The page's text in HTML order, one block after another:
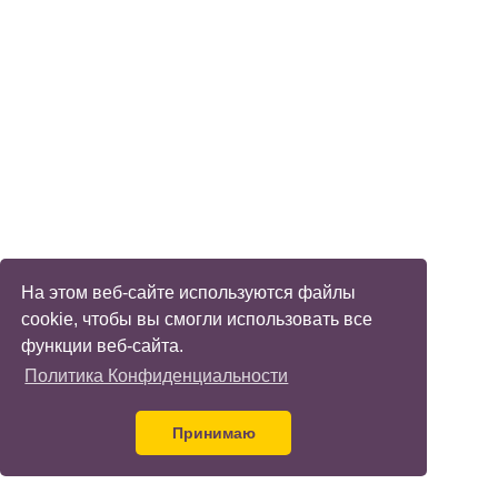
На этом веб-сайте используются файлы
cookie, чтобы вы смогли использовать все
функции веб-сайта.
Политика Конфиденциальности
Принимаю